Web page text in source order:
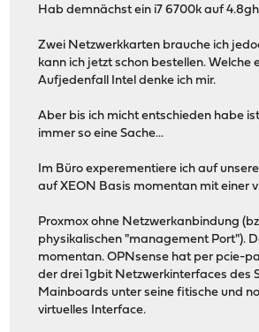
Hab demnächst ein i7 6700k auf
Zwei Netzwerkkarten brauche ich
kann ich jetzt schon bestellen. Welche
Aufjedenfall Intel denke ich mir.
Aber bis ich micht entschieden habe
immer so eine Sache...
Im Büro experementiere ich auf
auf XEON Basis momentan mit einer
Proxmox ohne Netzwerkanbindung
physikalischen "management Port").
momentan. OPNsense hat per pcie-
der drei 1gbit Netzwerkinterfaces des
Mainboards unter seine fitische und
virtuelles Interface.